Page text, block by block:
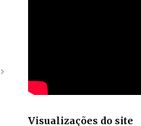
Visualizações do site